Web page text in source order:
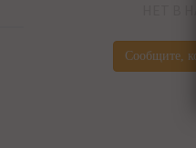
Сообщите,